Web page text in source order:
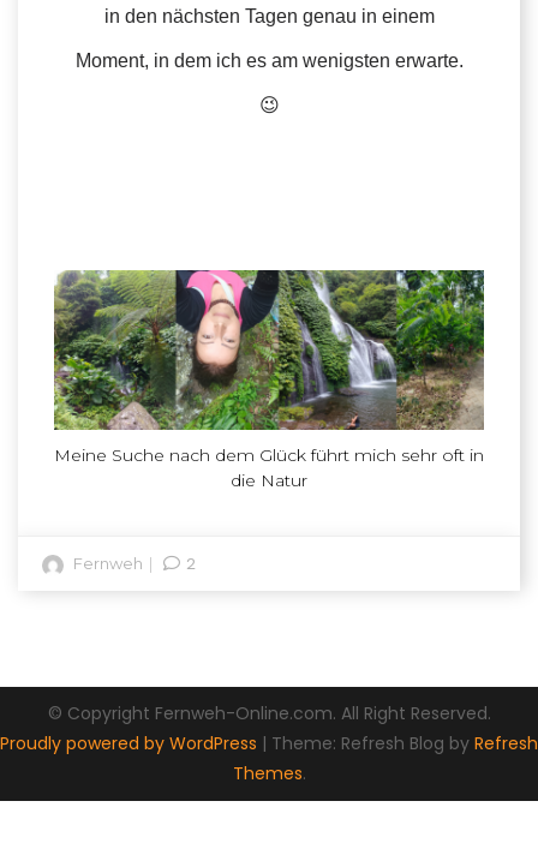
in den nächsten Tagen genau in einem
Moment, in dem ich es am wenigsten erwarte.
😉
Meine Suche nach dem Glück führt mich sehr oft in
die Natur
Fernweh 2
© Copyright Fernweh-Online.com. All Right Reserved.
Proudly powered by WordPress | Theme: Refresh Blog by Refresh
Themes.